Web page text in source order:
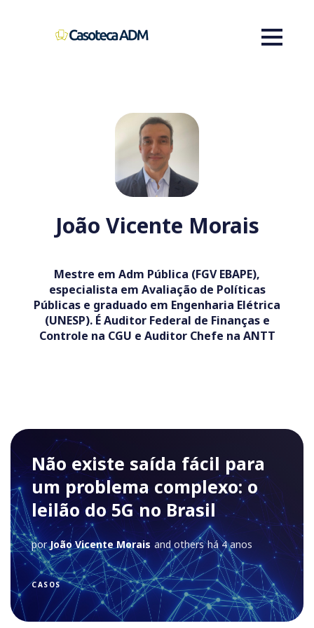
João Vicente Morais
Mestre em Adm Pública (FGV EBAPE),
especialista em Avaliação de Políticas
Públicas e graduado em Engenharia Elétrica
(UNESP). É Auditor Federal de Finanças e
Controle na CGU e Auditor Chefe na ANTT
Não existe saída fácil para
um problema complexo: o
leilão do 5G no Brasil
porJoão Vicente Morais and others há 4 anos
CASOS